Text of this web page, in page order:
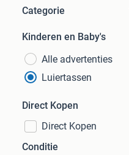
Categorie
Kinderen en Baby's
Alle advertenties
Luiertassen
Direct Kopen
Direct Kopen
Conditie